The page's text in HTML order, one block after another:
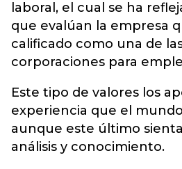
laboral, el cual se ha
que evalúan la empresa
calificado como una de
corporaciones para
Este tipo de valores los
experiencia que el
aunque este último
análisis y conocimiento.